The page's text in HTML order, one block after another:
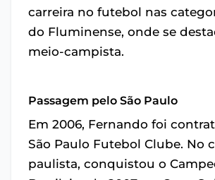
carreira no futebol nas
do Fluminense, onde se
meio-campista.
Passagem pelo São Paulo
Em 2006, Fernando foi
São Paulo Futebol Clube. No
paulista, conquistou o